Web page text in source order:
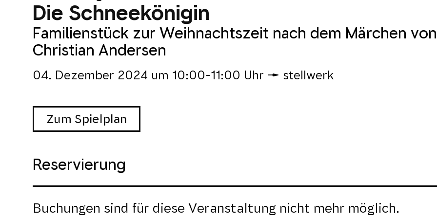
Die Schneekönigin
Familienstück zur Weihnachtszeit nach dem Märchen
Christian Andersen
04. Dezember 2024 um 10:00-11:00 Uhr stellwerk
Zum Spielplan
Reservierung
Buchungen sind für diese Veranstaltung nicht mehr möglich.